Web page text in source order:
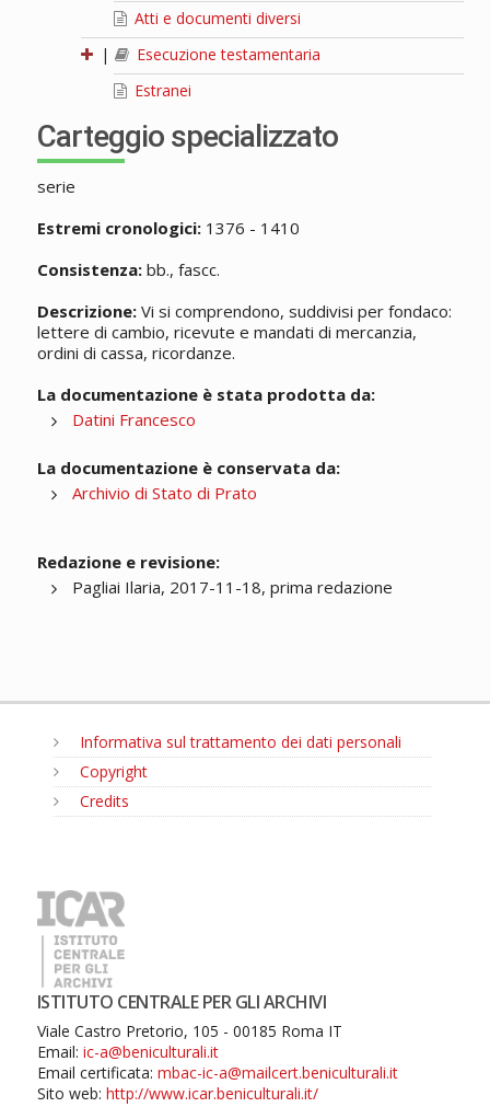
Atti e documenti diversi
|
Esecuzione testamentaria
Estranei
Carteggio specializzato
serie
Estremi cronologici:1376 - 1410
Consistenza:bb., fascc.
Descrizione:Vi si comprendono, suddivisi per fondaco:
lettere di cambio, ricevute e mandati di mercanzia,
ordini di cassa, ricordanze.
La documentazione è stata prodotta da:
Datini Francesco
La documentazione è conservata da:
Archivio di Stato di Prato
Redazione e revisione:
Pagliai Ilaria, 2017-11-18, prima redazione
Informativa sul trattamento dei dati personali
Copyright
Credits
ISTITUTO CENTRALE PER GLI ARCHIVI
Viale Castro Pretorio, 105 - 00185 Roma IT
Email: ic-a@beniculturali.it
Email certificata: mbac-ic-a@mailcert.beniculturali.it
Sito web: http://www.icar.beniculturali.it/